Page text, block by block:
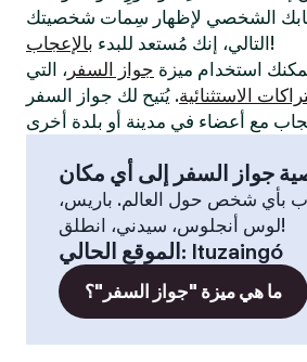
التالي، إنك مُستعد للبدء بالإعجاب
!
استخدام ميزة جواز السفر ، التي
الاستثنائية. يُتيح لك جواز السفر
جواز السفر إلى أي مكان
بأي شخص حول العالم. باريس،
لوس أنجلوس، سيدني، انطلق!
الموقع الحالي : Ituzaingó
ما هي ميزة "جواز السفر"؟